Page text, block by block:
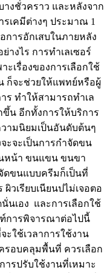
างชั่วคราว และหลังจาก
เคมีต่างๆ ประมาณ 1
การอักเสบในภายหลัง
งไร การทำเลเซอร์
ะเรื่องของการเลือกใช้
ก็จะช่วยให้แพทย์หรือผู้
ร ทำให้สามารถทำเล
น อีกทั้งการให้บริการ
ามนิยมเป็นอันดับต้นๆ
ะจะเป็นการกำจัดขน
นหน้า ขนแขน ขนขา
ดขนแบบครีมก็เป็นที่
วเรียบเนียนปไม่เจอตอ
นเอง และการเลือกใช้
การพิจารณาต่อไปนี้
ะใช้เวลาการใช้งาน
รอบคลุมพื้นที่ ควรเลือก
ารปรับใช้งานที่เหมาะ